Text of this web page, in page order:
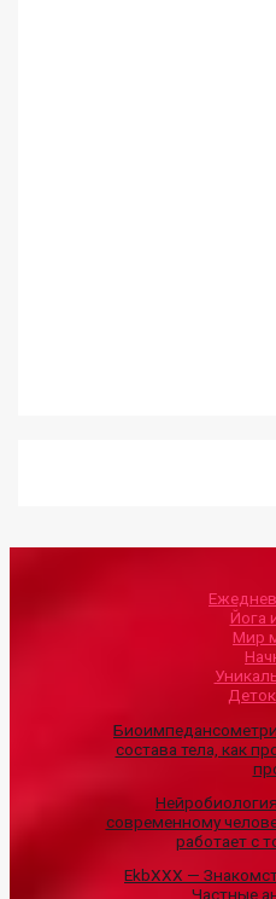
Йога
Мир
состава тела, как
современному
работает с
EkbXXX —
Частные